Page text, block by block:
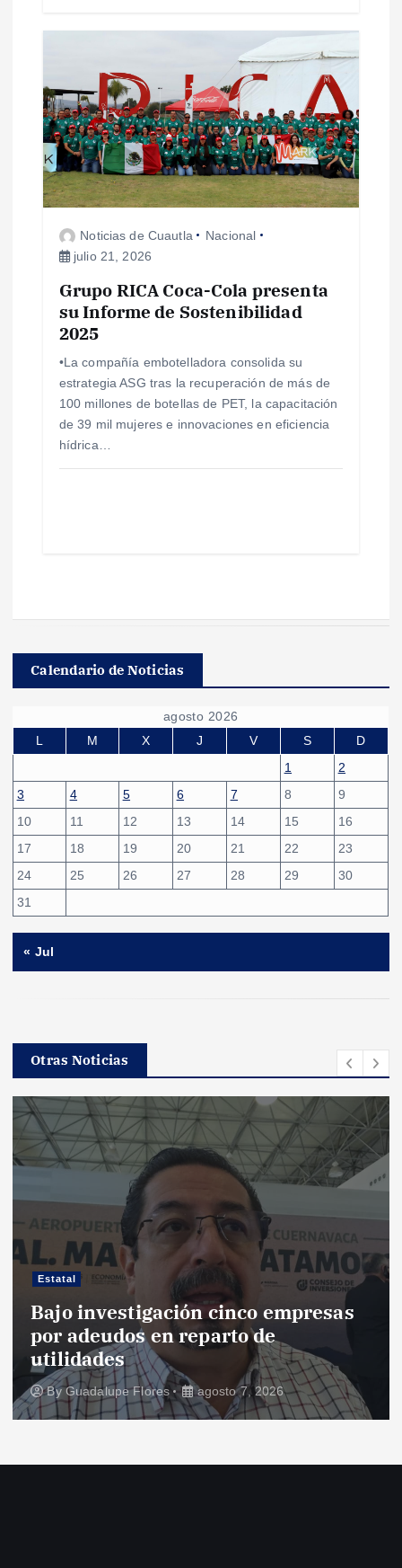
s
Noticias de Cuautla
Nacional
julio 21, 2026
Grupo RICA Coca-Cola presenta
su Informe de Sostenibilidad
2025
•La compañía embotelladora consolida su
estrategia ASG tras la recuperación de más de
100 millones de botellas de PET, la capacitación
de 39 mil mujeres e innovaciones en eficiencia
hídrica…
Calendario de Noticias
agosto 2026
L
M X J V S
D
1
2
3
4 5 6 7 8
9
10
11 12 13 14 15
16
17
18 19 20 21 22
23
24
25 26 27 28 29
30
31
« Jul
Otras Noticias
Estatal
Bajo investigación cinco empresas
por adeudos en reparto de
utilidades
ByGuadalupe Flores agosto 7, 2026